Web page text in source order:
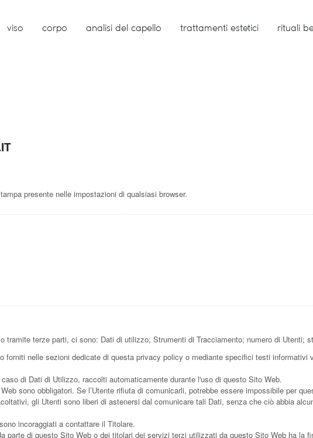
viso corpo analisi del capello trattamenti estetici rituali
presente nelle impostazioni di qualsiasi browser.
tramite terze parti, ci sono: Dati di utilizzo; Strumenti di Tracciamento; numero di Utenti;
nelle sezioni dedicate di questa privacy policy o mediante specifici testi informativi
di Dati di Utilizzo, raccolti automaticamente durante l'uso di questo Sito Web.
sono obbligatori. Se l’Utente rifiuta di comunicarli, potrebbe essere impossibile per
gli Utenti sono liberi di astenersi dal comunicare tali Dati, senza che ciò abbia
incoraggiati a contattare il Titolare.
parte di questo Sito Web o dei titolari dei servizi terzi utilizzati da questo Sito Web ha la